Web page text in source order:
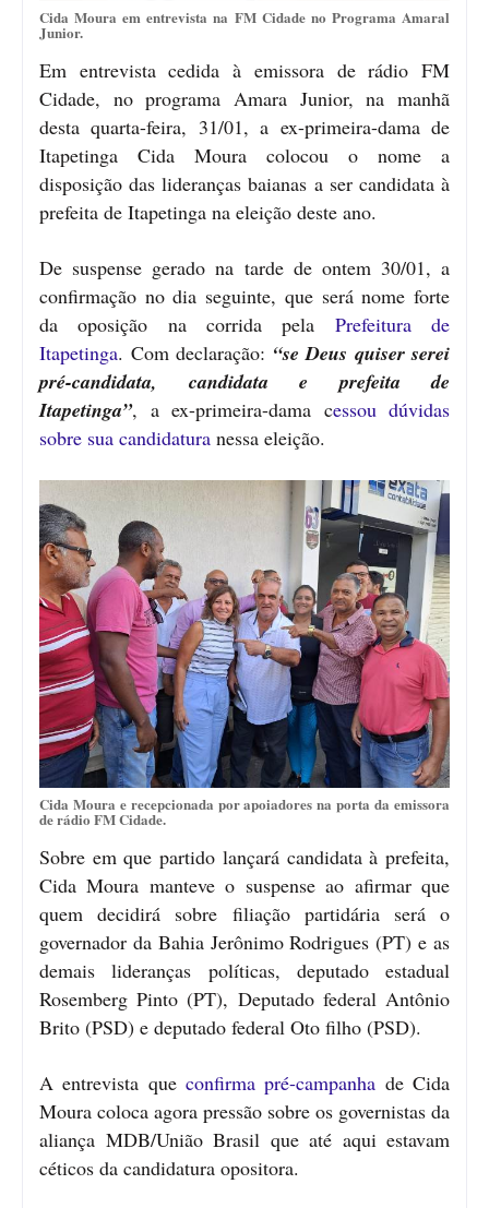
Cida Moura em entrevista na FM Cidade no Programa Amaral
Junior.
Em entrevista cedida à emissora de rádio FM
Cidade, no programa Amara Junior, na manhã
desta quarta-feira, 31/01, a ex-primeira-dama de
Itapetinga Cida Moura colocou o nome a
disposição das lideranças baianas a ser candidata à
prefeita de Itapetinga na eleição deste ano.
De suspense gerado na tarde de ontem 30/01, a
confirmação no dia seguinte, que será nome forte
da oposição na corrida pela Prefeitura de
Itapetinga. Com declaração: “se Deus quiser serei
pré-candidata, candidata e prefeita de
Itapetinga”, a ex-primeira-dama cessou dúvidas
sobre sua candidatura nessa eleição.
Cida Moura e recepcionada por apoiadores na porta da emissora
de rádio FM Cidade.
Sobre em que partido lançará candidata à prefeita,
Cida Moura manteve o suspense ao afirmar que
quem decidirá sobre filiação partidária será o
governador da Bahia Jerônimo Rodrigues (PT) e as
demais lideranças políticas, deputado estadual
Rosemberg Pinto (PT), Deputado federal Antônio
Brito (PSD) e deputado federal Oto filho (PSD).
A entrevista que confirma pré-campanha de Cida
Moura coloca agora pressão sobre os governistas da
aliança MDB/União Brasil que até aqui estavam
céticos da candidatura opositora.